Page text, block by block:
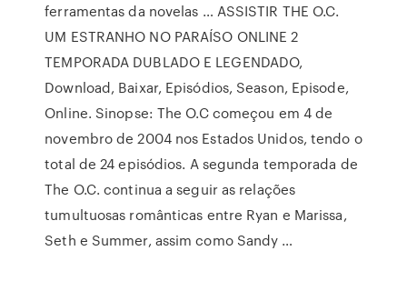
ferramentas da novelas … ASSISTIR THE O.C.
UM ESTRANHO NO PARAÍSO ONLINE 2
TEMPORADA DUBLADO E LEGENDADO,
Download, Baixar, Episódios, Season, Episode,
Online. Sinopse: The O.C começou em 4 de
novembro de 2004 nos Estados Unidos, tendo o
total de 24 episódios. A segunda temporada de
The O.C. continua a seguir as relações
tumultuosas românticas entre Ryan e Marissa,
Seth e Summer, assim como Sandy …